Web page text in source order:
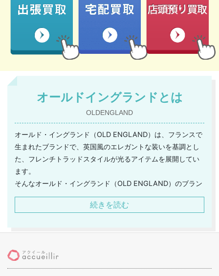
オールドイングランドとは
OLDENGLAND
オールド・イングランド（OLD ENGLAND）は、フランスで
生まれたブランドで、英国風のエレガントな装いを基調とし
た、フレンチトラッドスタイルが光るアイテムを展開してい
ます。
そんなオールド・イングランド（OLD ENGLAND）のブラン
ドとしての始まりは、1867年に遡ります。
その後、長い時間を経てから、満を持して1990年に日本に初
ンドとして愛され続けています。
ニッシュさとフェミニンさの融合や、クラシックな表情を見
せるレディライクなアイテム、凛とした女性の強さを覗き見
続きを読む